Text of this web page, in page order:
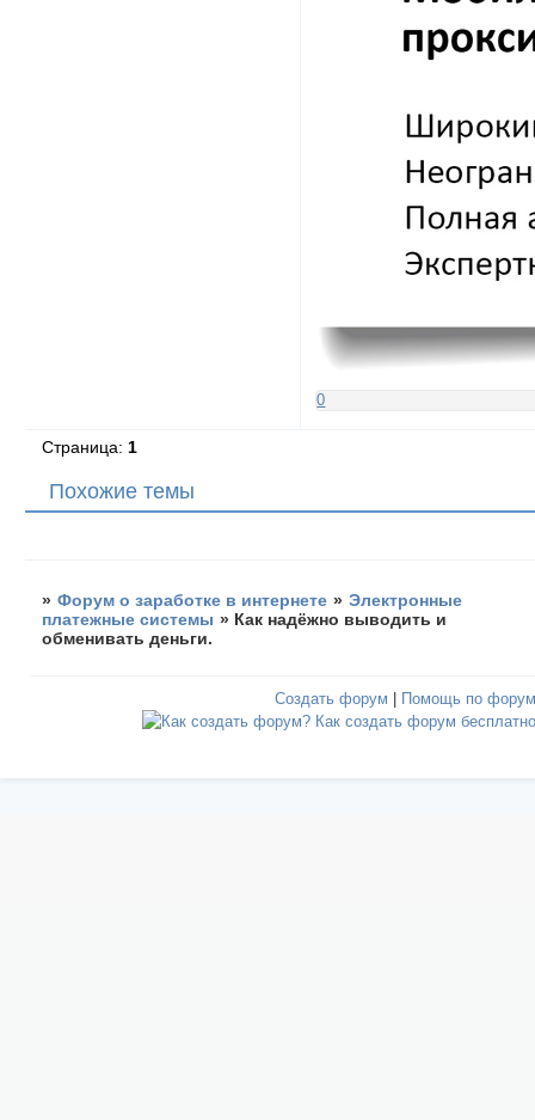
0
Страница: 1
Похожие темы
» Форум о заработке в интернете » Электронные
платежные системы » Как надёжно выводить и
обменивать деньги.
Создать форум Помощь по